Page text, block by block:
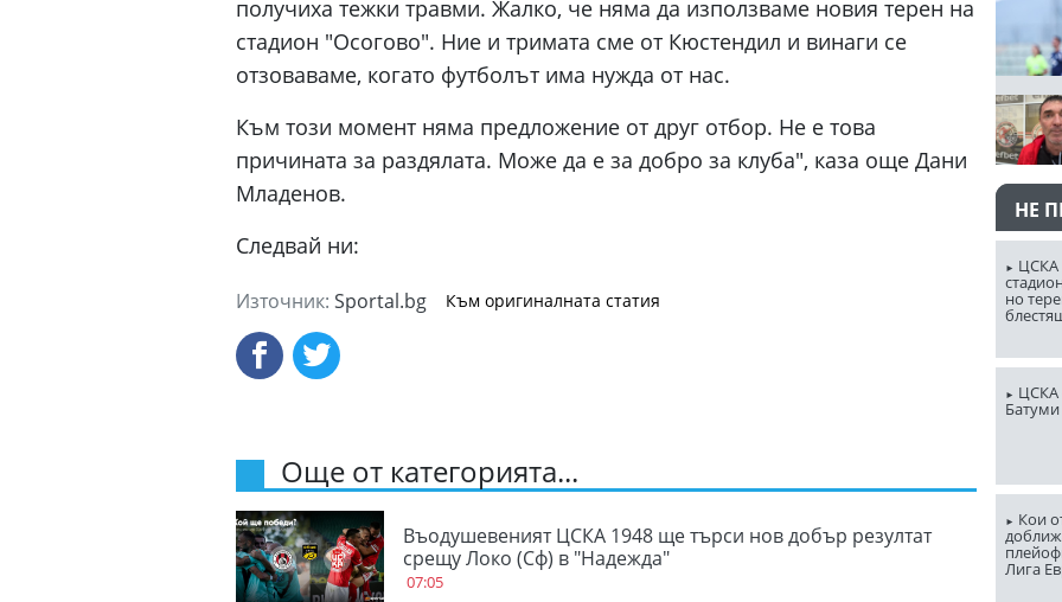
получиха тежки травми. Жалко, че няма да използваме новия терен на
стадион "Осогово". Ние и тримата сме от Кюстендил и винаги се
отзоваваме, когато футболът има нужда от нас.
Към този момент няма предложение от друг отбор. Не е това
причината за раздялата. Може да е за добро за клуба", каза още Дани
Младенов.
Следвай ни:
Източник: Sportal.bg Към оригиналната статия
Още от категорията...
Въодушевеният ЦСКА 1948 ще търси нов добър резултат
срещу Локо (Сф) в "Надежда"
07:05
НЕ
ЦСКА
но
ЦСКА
Батуми
Кои
Лига